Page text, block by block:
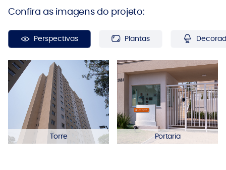
Confira as imagens do projeto:
Perspectivas Plantas
Torre Portaria